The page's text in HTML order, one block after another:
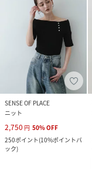
SENSE OF PLACE
ニット
2,750 円 50%OFF
250ポイント(10%ポイントバ
ック)